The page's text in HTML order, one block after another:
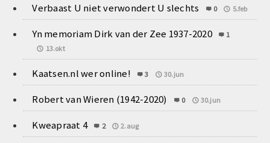
Verbaast U niet verwondert U slechts 0 5.feb
Yn memoriam Dirk van der Zee 1937-2020
1
13.okt
Kaatsen.nl wer online! 3 30.jun
Robert van Wieren (1942-2020) 0 30.jun
Kweapraat 4 2 2.aug